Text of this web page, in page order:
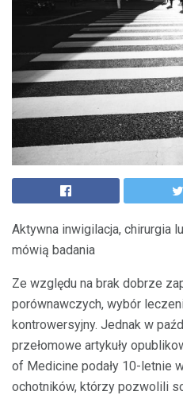
Aktywna inwigilacja, chirurgia
mówią badania
Ze względu na brak dobrze
porównawczych, wybór
kontrowersyjny. Jednak w
przełomowe artykuły
of Medicine podały 10-letnie
ochotników, którzy pozwolili